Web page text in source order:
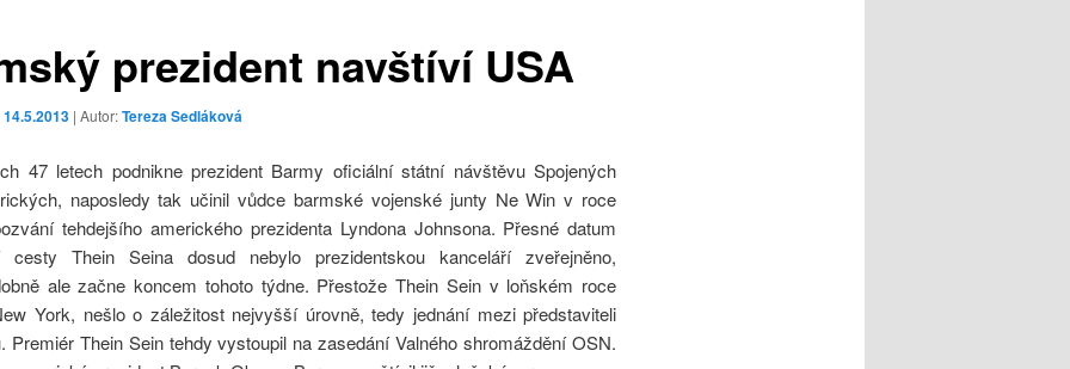
prezident navštíví USA
14.5.2013 | Autor:Tereza Sedláková
47 letech podnikne prezident Barmy oficiální státní návštěvu Spojených
naposledy tak učinil vůdce barmské vojenské junty Ne Win v roce
tehdejšího amerického prezidenta Lyndona Johnsona. Přesné datum
cesty Thein Seina dosud nebylo prezidentskou kanceláří zveřejněno,
ale začne koncem tohoto týdne. Přestože Thein Sein v loňském roce
York, nešlo o záležitost nejvyšší úrovně, tedy jednání mezi představiteli
Premiér Thein Sein tehdy vystoupil na zasedání Valného shromáždění OSN.